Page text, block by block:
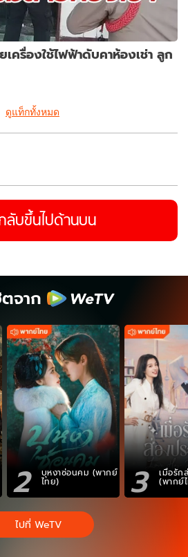
ครื่องใช้ไฟฟ้าดับคาห้องเช่า ลูก
ดูแท็กทั้งหมด
ลับขึ้นไปด้านบน
จาก
2 บุหงาซ่อนคม (พากย์
ไทย) 3 เมื่อรัก
(พากย์
ไปที่ WeTV